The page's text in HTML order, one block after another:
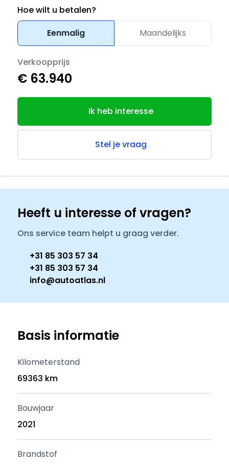
Hoe wilt u betalen?
Eenmalig
Maandelijks
Verkoopprijs
€ 63.940
Ik heb interesse
Stel je vraag
Heeft u interesse of vragen?
Ons service team helpt u graag verder.
+31 85 303 57 34
+31 85 303 57 34
info@autoatlas.nl
Basis informatie
Kilometerstand
69363 km
Bouwjaar
2021
Brandstof